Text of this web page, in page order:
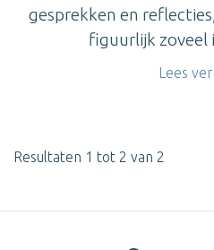
gesprekken en
figuurlijk zoveel
Lees
Resultaten 1 tot 2 van 2